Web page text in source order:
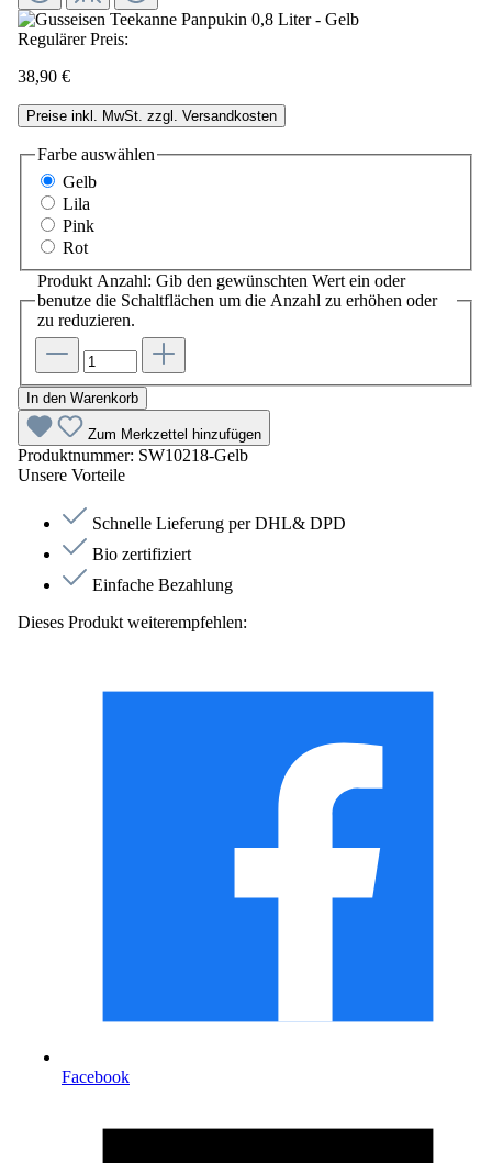
Regulärer Preis:
38,90 €
Preise inkl. MwSt. zzgl. Versandkosten
Farbe auswählen
Gelb
Lila
Pink
Rot
Produkt Anzahl: Gib den gewünschten Wert ein oder
benutze die Schaltflächen um die Anzahl zu erhöhen oder
zu reduzieren.
In den Warenkorb
Zum Merkzettel hinzufügen
Produktnummer: SW10218-Gelb
Unsere Vorteile
Schnelle Lieferung per DHL& DPD
Bio zertifiziert
Einfache Bezahlung
Dieses Produkt weiterempfehlen:
Facebook